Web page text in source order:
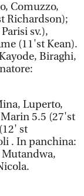
Comuzzo,
Richardson);
sv.),
(11'st Kean).
Biraghi,
Luperto,
5.5 (27'st
st
. In panchina:
Mutandwa,